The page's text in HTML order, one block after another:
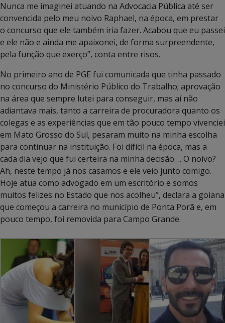
Nunca me imaginei atuando na Advocacia Pública até ser
convencida pelo meu noivo Raphael, na época, em prestar
o concurso que ele também iria fazer. Acabou que eu passei
e ele não e ainda me apaixonei, de forma surpreendente,
pela função que exerço”, conta entre risos.
No primeiro ano de PGE fui comunicada que tinha passado
no concurso do Ministério Público do Trabalho; aprovação
na área que sempre lutei para conseguir, mas aí não
adiantava mais, tanto a carreira de procuradora quanto os
colegas e as experiências que em tão pouco tempo vivenciei
em Mato Grosso do Sul, pesaram muito na minha escolha
para continuar na instituição. Foi difícil na época, mas a
cada dia vejo que fui certeira na minha decisão…. O noivo?
Ah, neste tempo já nos casamos e ele veio junto comigo.
Hoje atua como advogado em um escritório e somos
muitos felizes no Estado que nos acolheu”, declara a goiana
que começou a carreira no município de Ponta Porã e, em
pouco tempo, foi removida para Campo Grande.